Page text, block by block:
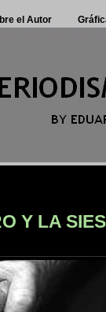
el Autor
Y LA